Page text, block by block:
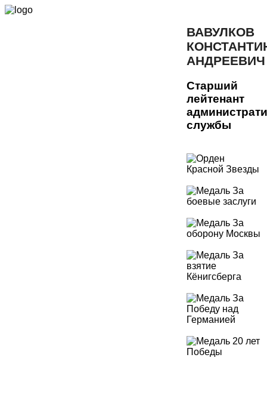
ВАВУЛКОВ
АНДРЕЕВИЧ
Старший
лейтенант
службы